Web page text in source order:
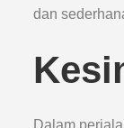
dan
Dalam